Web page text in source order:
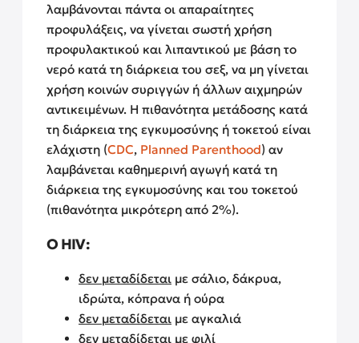
λαμβάνονται πάντα οι απαραίτητες
προφυλάξεις, να γίνεται σωστή χρήση
προφυλακτικού και λιπαντικού με βάση το
νερό κατά τη διάρκεια του σεξ, να μη γίνεται
χρήση κοινών συριγγών ή άλλων αιχμηρών
αντικειμένων. Η πιθανότητα μετάδοσης κατά
τη διάρκεια της εγκυμοσύνης ή τοκετού είναι
ελάχιστη (CDC, Planned Parenthood) αν
λαμβάνεται καθημερινή αγωγή κατά τη
διάρκεια της εγκυμοσύνης και του τοκετού
(πιθανότητα μικρότερη από 2%).
Ο HIV:
δεν μεταδίδεται με σάλιο, δάκρυα,
ιδρώτα, κόπρανα ή ούρα
δεν μεταδίδεται με αγκαλιά
δεν μεταδίδεται με φιλί